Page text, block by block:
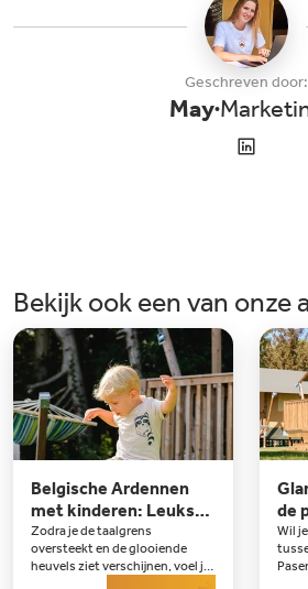
Geschreven door:
May
Bekijk ook een van onze
Belgische Ardennen
met kinderen: Leukste
Tips en uitjes
Zodra je de taalgrens
oversteekt en de glooiende
heuvels ziet verschijnen, voel je
de
het
Wil